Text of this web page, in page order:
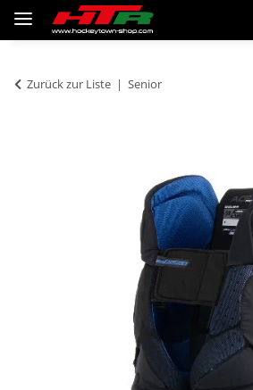
Zurück zur Liste Senior